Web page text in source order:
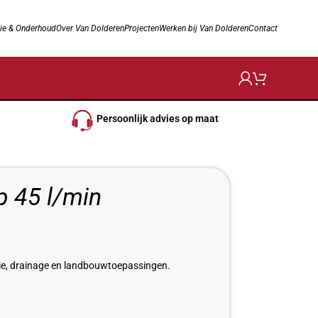
& OnderhoudOver Van DolderenProjectenWerken bij Van DolderenContact
Persoonlijk advies op maat
45 l/min
drainage en landbouwtoepassingen.